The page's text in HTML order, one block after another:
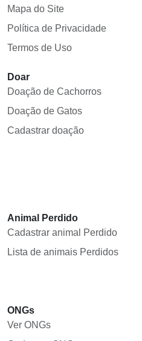
Mapa do Site
Política de Privacidade
Termos de Uso
Doar
Doação de Cachorros
Doação de Gatos
Cadastrar doação
Animal Perdido
Cadastrar animal Perdido
Lista de animais Perdidos
ONGs
Ver ONGs